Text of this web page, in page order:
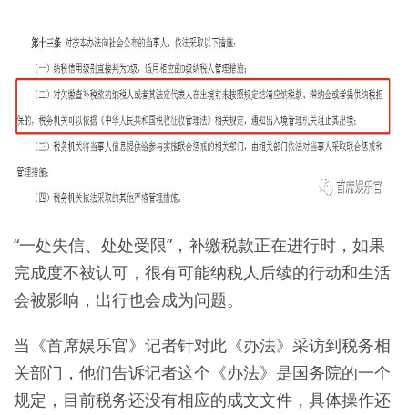
“一处失信、处处受限”，补缴税款正在进行时，如果
完成度不被认可，很有可能纳税人后续的行动和生活
会被影响，出行也会成为问题。
当《首席娱乐官》记者针对此《办法》采访到税务相
关部门，他们告诉记者这个《办法》是国务院的一个
规定，目前税务还没有相应的成文文件，具体操作还